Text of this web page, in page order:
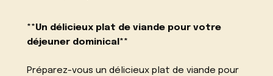
**Un délicieux plat de viande pour votre
déjeuner dominical**
Préparez-vous un délicieux plat de viande pour